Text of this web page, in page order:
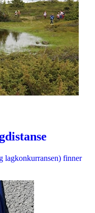
lagkonkurransen) finner